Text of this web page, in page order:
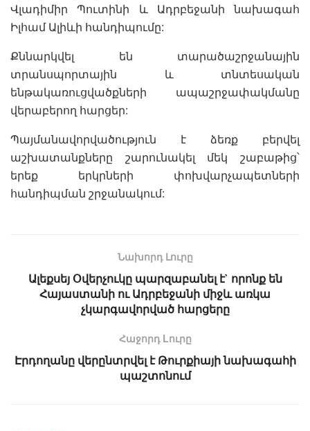
Վլադիմիր Պուտինի և Ադրբեջանի նախագահ
Իլհամ Ալիևի հանդիպումը:
Քննարկվել են տարածաշրջանային
տրանսպորտային և տնտեսական
ենթակառուցվածքների ապաշրջափակմանը
վերաբերող հարցեր:
Պայմանավորվածություն է ձեռք բերվել
աշխատանքները շարունակել մեկ շաբաթից՝
երեք երկրների փոխվարչապետների
հանդիպման շրջանակում:
Նախորդ Լուրը
Ալեքսեյ Օվերչուկը պարզաբանել է` որոնք են
Հայաստանի ու Ադրբեջանի միջև առկա
չկարգավորված հարցերը
Հաջորդ Lուրը
Էրդողանը վերընտրվել է Թուրքիայի նախագահի
պաշտոնում